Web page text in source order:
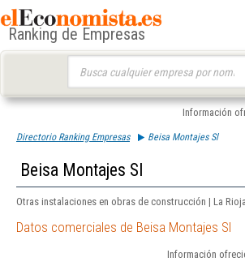
Ranking de Empresas
Información
Directorio Ranking Empresas Beisa Montajes Sl
Beisa Montajes Sl
Otras instalaciones en obras de construcción | La Rioja
Datos comerciales de Beisa Montajes Sl
Información